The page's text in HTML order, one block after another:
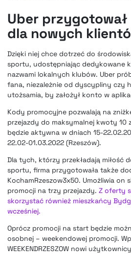
Uber
dla nowych
Dzięki niej chce dotrzeć do
sportu, udostępniając dedykowane
nazwami lokalnych klubów. Uber
fana, niezależnie od dyscypliny czy
utożsamia, by założył konto w
Kody promocyjne pozwalają na
przejazdy do maksymalnej kwoty 10
będzie aktywna w dniach 15-
22.02-01.03.2022 (Rzeszów).
Dla tych, którzy przekładają miłość
sportu, firma przygotowała także
KochamRzeszow3x50. Umożliwia on
promocji na trzy przejazdy. Z oferty
skorzystać również mieszkańcy
wcześniej.
Oprócz promocji na start będzie
osobnej – weekendowej promocji.
WEEKENDRZESZOW nowi